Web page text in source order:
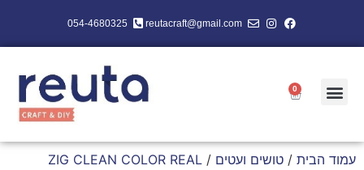
reutacraft@gmail.com
054-4680325
0
עמוד הבית / טושים ועטים /
ZIG CLEAN COLOR REAL